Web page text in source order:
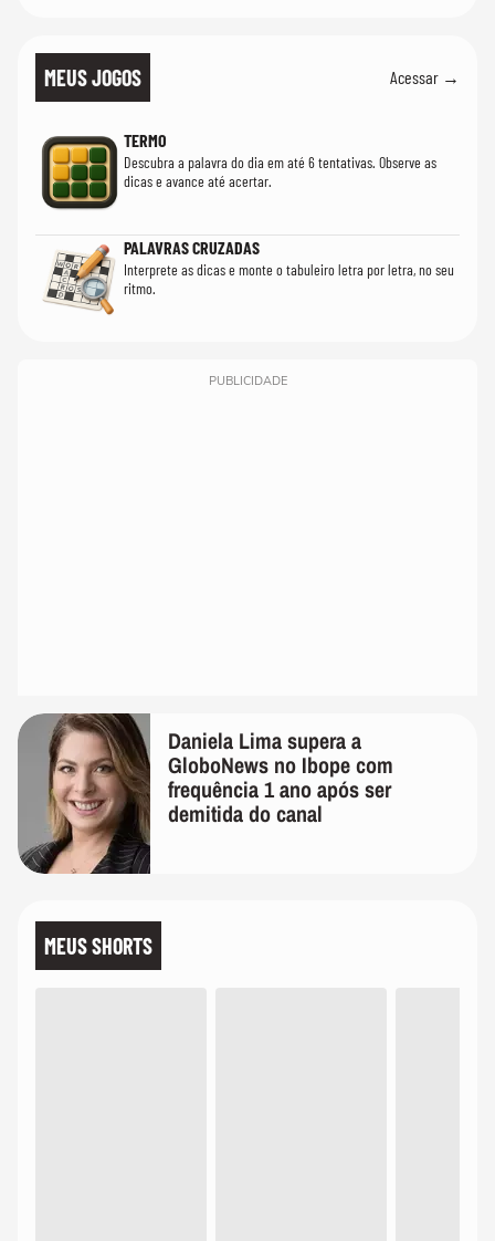
MEUS JOGOS Acessar →
TERMO
Descubra a palavra do dia em até 6 tentativas. Observe as
dicas e avance até acertar.
PALAVRAS CRUZADAS
Interprete as dicas e monte o tabuleiro letra por letra, no seu
ritmo.
PUBLICIDADE
Daniela Lima supera a
GloboNews no Ibope com
frequência 1 ano após ser
demitida do canal
MEUS SHORTS